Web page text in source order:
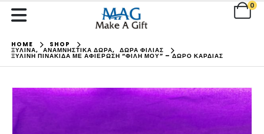
0
HOME SHOP
ΞΥΛΙΝΑ, ΑΝΑΜΝΗΣΤΙΚΑ ΔΩΡΑ, ΔΩΡΑ ΦΙΛΙΑΣ
ΞΎΛΙΝΗ ΠΙΝΑΚΊΔΑ ΜΕ ΑΦΙΈΡΩΣΗ “ΦΊΛΗ ΜΟΥ” – ΔΏΡΟ ΚΑΡΔΙΆΣ